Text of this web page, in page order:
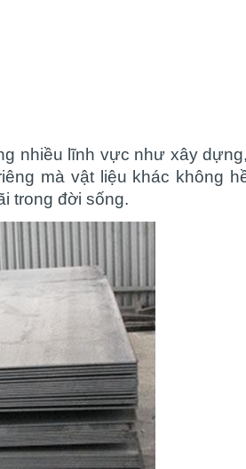
nhiều lĩnh vực như xây
mà vật liệu khác không
trong đời sống.